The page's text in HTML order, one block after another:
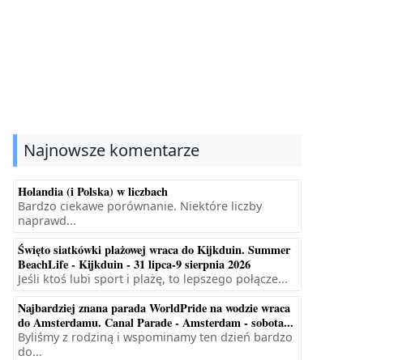
Najnowsze komentarze
Holandia (i Polska) w liczbach
Bardzo ciekawe porównanie. Niektóre liczby
naprawd...
Święto siatkówki plażowej wraca do Kijkduin. Summer
BeachLife - Kijkduin - 31 lipca-9 sierpnia 2026
Jeśli ktoś lubi sport i plażę, to lepszego połącze...
Najbardziej znana parada WorldPride na wodzie wraca
do Amsterdamu. Canal Parade - Amsterdam - sobota...
Byliśmy z rodziną i wspominamy ten dzień bardzo
do...